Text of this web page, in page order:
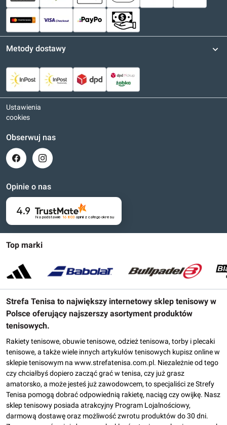
Top marki
Strefa Tenisa to największy internetowy sklep tenisowy w
Polsce oferujący najszerszy asortyment produktów
tenisowych.
Rakiety tenisowe, obuwie tenisowe, odzież tenisowa, torby i plecaki
tenisowe, a także wiele innych artykułów tenisowych kupisz online w
sklepie tenisowym na www.strefatenisa.com.pl. Niezależnie od tego
czy chciałbyś dopiero zacząć grać w tenisa, czy już grasz
amatorsko, a może jesteś już zawodowcem, to specjaliści ze Strefy
Tenisa pomogą dobrać odpowiednią rakietę, naciąg czy owijkę. Nasz
sklep tenisowy posiada atrakcyjny Program Lojalnościowy,
darmową dostawę oraz możliwość zwrotu produktów do 30 dni.
Metody dostawy
Ustawienia
cookies
Obserwuj nas
Opinie o nas
4.9
Na podstawie 16 803 opinii z całego okresu